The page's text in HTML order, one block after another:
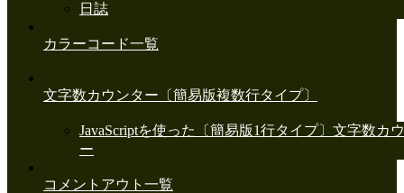
日誌
カラーコード一覧
文字数カウンター〔簡易版複数行タイプ〕
JavaScriptを使った〔簡易版1行タイプ〕文字数カ
ー
コメントアウト一覧